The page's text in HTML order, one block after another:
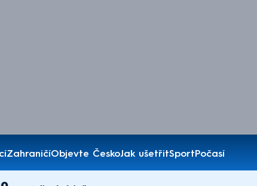
ZahraničíObjevte ČeskoJak ušetřitSportPočasí